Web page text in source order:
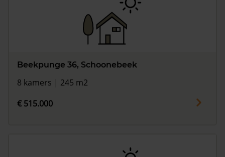
Beekpunge 36, Schoonebeek
8 kamers | 245 m2
€ 515.000